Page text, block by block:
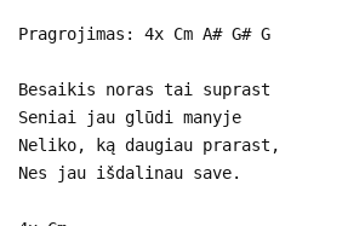
Pragrojimas: 4x Cm A# G# G
Besaikis noras tai suprast
Seniai jau glūdi manyje
Neliko, ką daugiau prarast,
Nes jau išdalinau save.